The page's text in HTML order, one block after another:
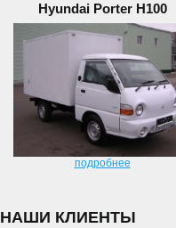
Hyundai Porter H100
подробнее
НАШИ КЛИЕНТЫ